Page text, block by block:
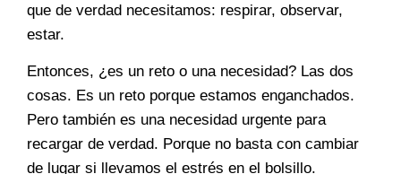
que de verdad necesitamos: respirar, observar,
estar.
Entonces, ¿es un reto o una necesidad? Las dos
cosas. Es un reto porque estamos enganchados.
Pero también es una necesidad urgente para
recargar de verdad. Porque no basta con cambiar
de lugar si llevamos el estrés en el bolsillo.